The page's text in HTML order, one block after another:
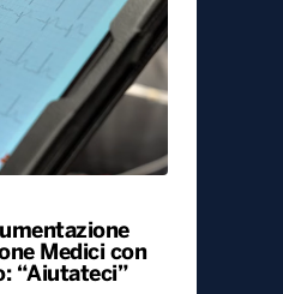
Medici con
“Aiutateci”